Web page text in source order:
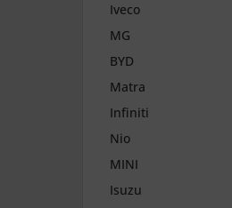
Iveco
MG
BYD
Matra
Infiniti
Nio
MINI
Isuzu